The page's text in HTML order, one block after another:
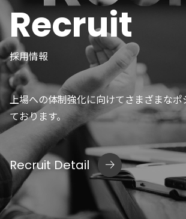
Recruit
採用情報
上場への体制強化に向けてさまざまな
ております。
Recruit Detail